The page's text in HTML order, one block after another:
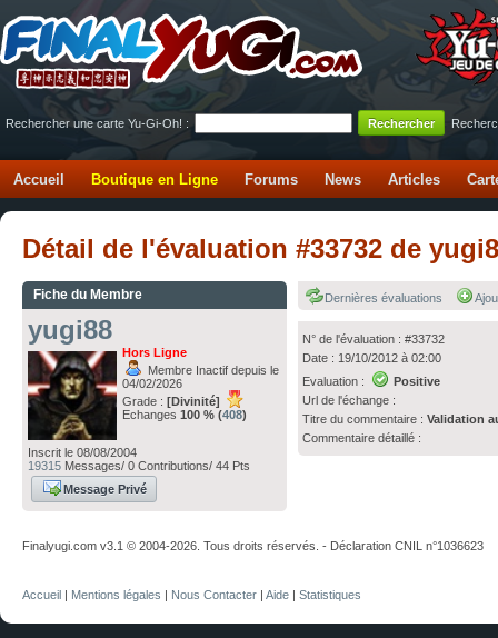
Rechercher une carte Yu-Gi-Oh! :
Accueil Boutique en Ligne Forums News Articles
Détail de l'évaluation #33732 de
Fiche du Membre
yugi88
Hors Ligne
Membre Inactif depuis le
04/02/2026
Grade : [Divinité]
Echanges 100 % (408)
Inscrit le 08/08/2004
19315 Messages/ 0 Contributions/ 44 Pts
Message Privé
Dernières évaluations
N° de l'évaluation : #33732
Date : 19/10/2012 à 02:00
Evaluation :
Positive
Url de l'échange :
Titre du commentaire :Validation
Commentaire détaillé :
Finalyugi.com v3.1 © 2004-2026. Tous droits réservés. - Déclaration CNIL n°1036623
Accueil | Mentions légales | Nous Contacter | Aide | Statistiques